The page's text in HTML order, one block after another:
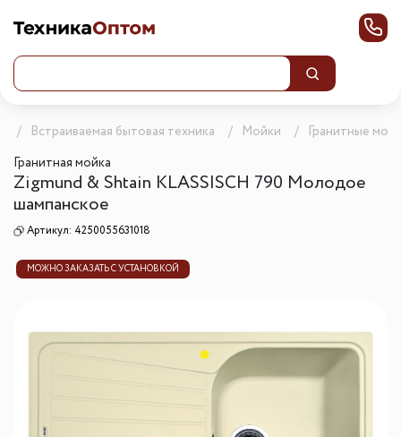
Встраиваемая бытовая техника Мойки
Гранитные
Гранитная мойка
Zigmund & Shtain KLASSISCH 790 Молодое
шампанское
Артикул: 4250055631018
МОЖНО ЗАКАЗАТЬ С УСТАНОВКОЙ